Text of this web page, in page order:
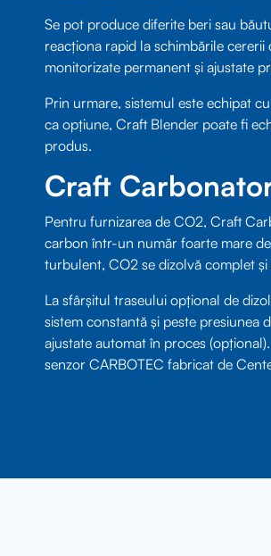
Se pot produce diferite beri sau
reacționa rapid la schimbările
monitorizate permanent și ajustate
Prin urmare, sistemul este echipat
ca opțiune, Craft Blender poate fi
produs.
Craft
Pentru furnizarea de CO2, Craft
carbon într-un număr foarte mare
turbulent, CO2 se dizolvă complet
La sfârșitul traseului opțional de
sistem constantă și peste
ajustate automat în proces
senzor CARBOTEC fabricat de